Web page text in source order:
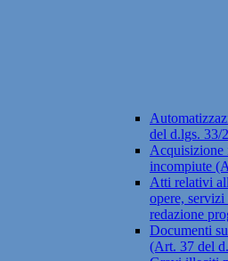
del d.lgs. 33/
Acquisizione
incompiute
Atti relativi
opere,
redazione
Documenti
(Art. 37 del